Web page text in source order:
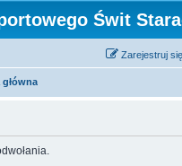
Świt
Zarejestruj się